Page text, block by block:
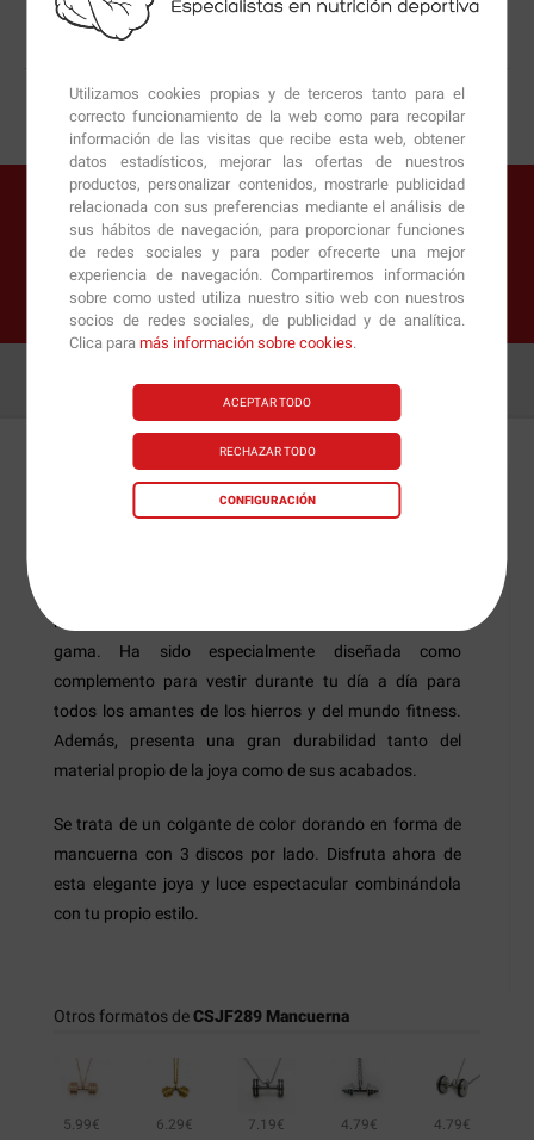
Utilizamos cookies propias y de terceros tanto para el
correcto funcionamiento de la web como para recopilar
información de las visitas que recibe esta web, obtener
datos estadísticos, mejorar las ofertas de nuestros
productos, personalizar contenidos, mostrarle publicidad
relacionada con sus preferencias mediante el análisis de
sus hábitos de navegación, para proporcionar funciones
de redes sociales y para poder ofrecerte una mejor
experiencia de navegación. Compartiremos información
sobre como usted utiliza nuestro sitio web con nuestros
socios de redes sociales, de publicidad y de analítica.
Clica paramás información sobre cookies.
ACEPTAR TODO
RECHAZAR TODO
CONFIGURACIÓN
Mejor servicio garantizado
¡Oferta limitada!
Ahorra 30.83€ por cada unidad de este producto
¡MEGADESCUENTO ACCESORIOS!
El producto lleva un MEGAdescuento en la sección Accesorios
de un 85% de dto.
Preguntas +Info
inoxidable de gran calidad con acabados de primera
gama. Ha sido especialmente diseñada como
complemento para vestir durante tu día a día para
todos los amantes de los hierros y del mundo fitness.
Además, presenta una gran durabilidad tanto del
material propio de la joya como de sus acabados.
Se trata de un colgante de color dorando en forma de
mancuerna con 3 discos por lado. Disfruta ahora de
esta elegante joya y luce espectacular combinándola
con tu propio estilo.
Otros formatos deCSJF289 Mancuerna
5.99€ 6.29€ 7.19€ 4.79€ 4.79€